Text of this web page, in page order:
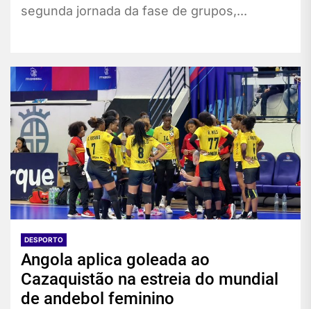
segunda jornada da fase de grupos,...
DESPORTO
Angola aplica goleada ao
Cazaquistão na estreia do mundial
de andebol feminino